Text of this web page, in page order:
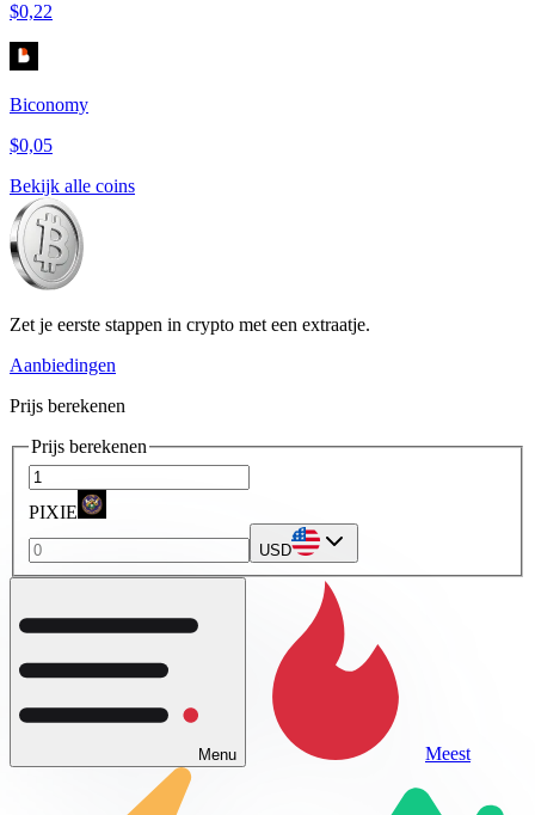
$0,22
Biconomy
$0,05
Bekijk alle coins
Zet je eerste stappen in crypto met een extraatje.
Aanbiedingen
Prijs berekenen
Prijs berekenen
PIXIE
USD
Menu Meest